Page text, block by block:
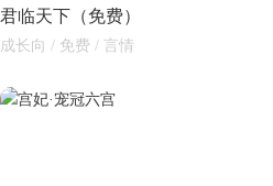
君临天下（免费）
成长向 / 免费 / 言情